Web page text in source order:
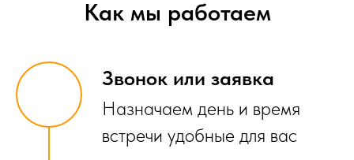
Как мы работаем
Звонок или заявка
Назначаем день и время
встречи удобные для вас